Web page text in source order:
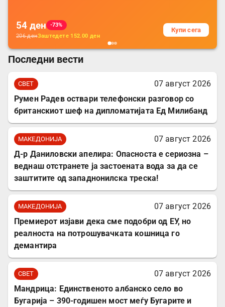
54 ден
-73%
206денЗаштедете 152.00 ден
Купи сега
Последни вести
СВЕТ
07 август 2026
Румен Радев оствари телефонски разговор со
британскиот шеф на дипломатијата Ед Милибанд
МАКЕДОНИЈА
07 август 2026
Д-р Даниловски апелира: Опасноста е сериозна –
веднаш отстранете ја застоената вода за да се
заштитите од западнонилска треска!
МАКЕДОНИЈА
07 август 2026
Премиерот изјави дека сме подобри од ЕУ, но
реалноста на потрошувачката кошница го
демантира
СВЕТ
07 август 2026
Мандрица: Единственото албанско село во
Бугарија – 390-годишен мост меѓу Бугарите и